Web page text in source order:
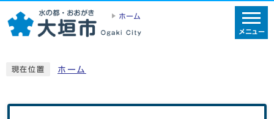
ホーム
メニュー
現在位置 ホーム